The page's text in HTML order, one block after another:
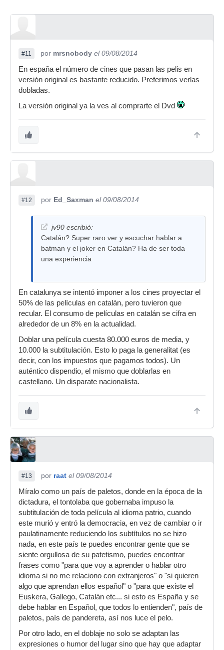
#11 por mrsnobody el 09/08/2014
En españa el número de cines que pasan las pelis en
versión original es bastante reducido. Preferimos verlas
dobladas.
La versión original ya la ves al comprarte el Dvd
#12 por Ed_Saxman el 09/08/2014
jv90 escribió:
Catalán? Super raro ver y escuchar hablar a
batman y el joker en Catalán? Ha de ser toda
una experiencia
En catalunya se intentó imponer a los cines proyectar el
50% de las películas en catalán, pero tuvieron que
recular. El consumo de películas en catalán se cifra en
alrededor de un 8% en la actualidad.
Doblar una película cuesta 80.000 euros de media, y
10.000 la subtitulación. Esto lo paga la generalitat (es
decir, con los impuestos que pagamos todos). Un
auténtico dispendio, el mismo que doblarlas en
castellano. Un disparate nacionalista.
#13 por raat el 09/08/2014
Míralo como un país de paletos, donde en la época de la
dictadura, el tontolaba que gobernaba impuso la
subtitulación de toda película al idioma patrio, cuando
este murió y entró la democracia, en vez de cambiar o ir
paulatinamente reduciendo los subtítulos no se hizo
nada, en este país te puedes encontrar gente que se
siente orgullosa de su patetismo, puedes encontrar
frases como "para que voy a aprender o hablar otro
idioma si no me relaciono con extranjeros" o "si quieren
algo que aprendan ellos español" o "para que existe el
Euskera, Gallego, Catalán etc... si esto es España y se
debe hablar en Español, que todos lo entienden", país de
paletos, país de pandereta, así nos luce el pelo.
Por otro lado, en el doblaje no solo se adaptan las
expresiones o humor del lugar sino que hay que adaptar